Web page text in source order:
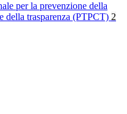
per la prevenzione della
della trasparenza (PTPCT) 2